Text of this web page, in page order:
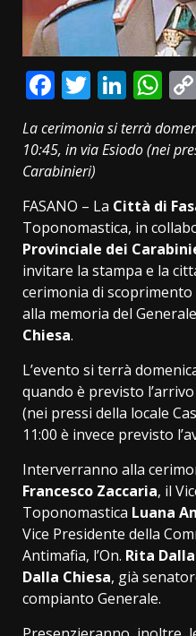
Facebook
Twitter
La cerimonia si terrà
10:45, in via Esiodo (nei
Carabinieri)
FASANO – La Città di
Toponomastica, in
Provinciale dei
invitare la stampa e la
cerimonia di
alla memoria del Generale
Chiesa.​
L’evento si terrà
quando è previsto
(nei pressi della locale
11:00 è invece previsto
​Interverranno alla
Francesco Zaccaria, il
Toponomastica Luana
Vice Presidente della
Antimafia, l’On. Rita
Dalla Chiesa, già
compianto Generale.